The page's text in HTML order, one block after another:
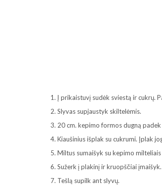
1. Į prikaistuvį sudėk sviestą ir cukrų.
2. Slyvas supjaustyk skiltelėmis.
3. 20 cm. kepimo formos dugną
4. Kiaušinius išplak su cukrumi. Įplak
5. Miltus sumaišyk su kepimo
6. Sužerk į plakinį ir kruopščiai įmaišyk.
7. Tešlą supilk ant slyvų.